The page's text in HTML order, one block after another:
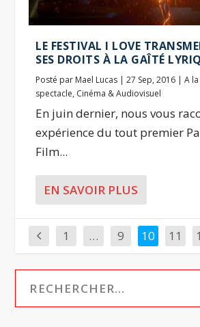
LE FESTIVAL I LOVE
SES DROITS À LA GAÎTÉ
Posté par Mael Lucas |27 Sep, 2016 |A
spectacle, Cinéma & Audiovisuel
En juin dernier, nous vous
expérience du tout premier
Film...
EN SAVOIR PLUS
1 … 9 10 11